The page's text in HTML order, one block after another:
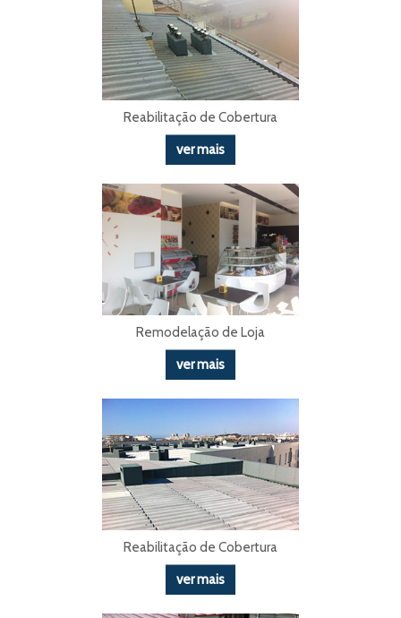
Reabilitação de Cobertura
ver mais
Remodelação de Loja
ver mais
Reabilitação de Cobertura
ver mais